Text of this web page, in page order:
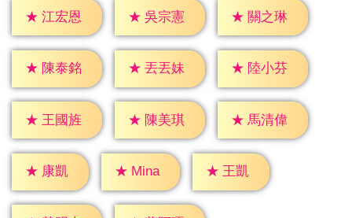
★ 江宏恩 ★ 吳宗憲 ★ 關之琳
★ 陳泰銘 ★ 丟丟妹 ★ 陸小芬
★ 王國旌 ★ 陳美琪 ★ 馬清偉
★ 康凱 ★ Mina ★ 王凱